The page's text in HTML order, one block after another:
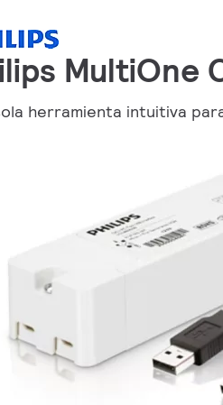
MultiOne
herramienta intuitiva